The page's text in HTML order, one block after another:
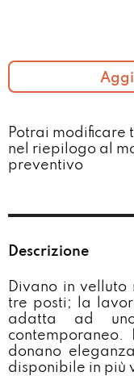
Potrai modificare
nel riepilogo al
preventivo​
Descrizione
Divano in
tre posti; la
adatta ad
donano
disponibile in più